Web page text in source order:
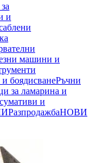
и
машини и
боядисванеРъчни
за ламарина и
и
РазпродажбаНОВИ